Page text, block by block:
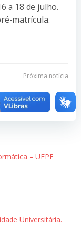
a 18 de julho.
matrícula.
Próxima notícia
– UFPE
Universitária.